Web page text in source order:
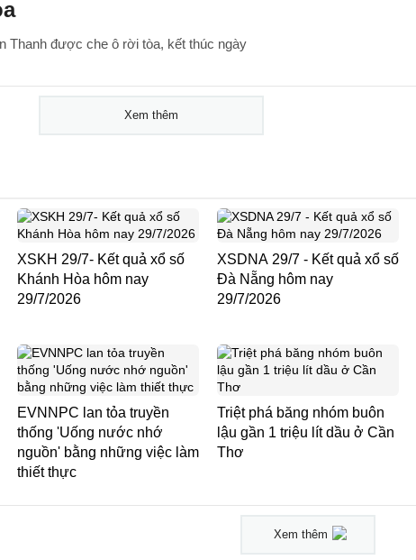
Thanh được che ô rời tòa, kết thúc ngày
Xem thêm
XSKH 29/7- Kết quả xổ số
Khánh Hòa hôm nay
29/7/2026
XSDNA 29/7 - Kết quả xổ số
Đà Nẵng hôm nay
29/7/2026
EVNNPC lan tỏa truyền
thống 'Uống nước nhớ
nguồn' bằng những việc làm
thiết thực
Triệt phá băng nhóm buôn
lậu gần 1 triệu lít dầu ở Cần
Thơ
Xem thêm